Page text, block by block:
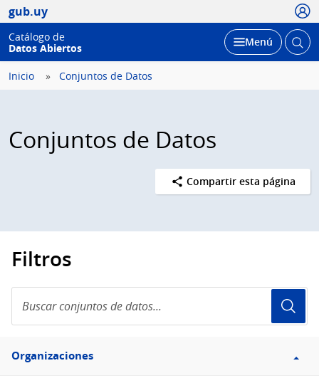
gub.uy
Catálogo de
Datos Abiertos
Desplegar
Menú Abrir
Inicio Conjuntos de Datos
Conjuntos de Datos
Compartir esta página
Filtros
conjuntos
de
Filtro
Organizaciones
Organizaciones